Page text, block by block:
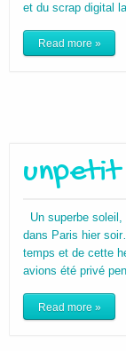
et du scrap digital
Read more »
Un superbe
dans Paris hier
temps et de cette
avions été privé
Read more »